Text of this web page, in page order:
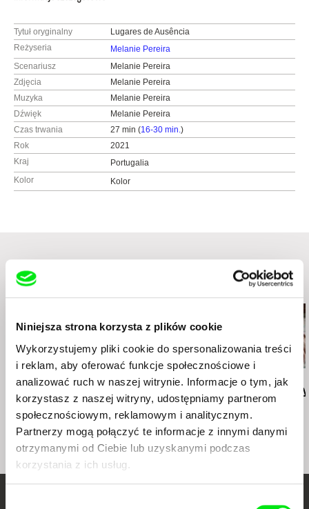
Niniejsza strona korzysta z plików cookie
Wykorzystujemy pliki cookie do spersonalizowania treści
i reklam, aby oferować funkcje społecznościowe i
analizować ruch w naszej witrynie. Informacje o tym, jak
korzystasz z naszej witryny, udostępniamy partnerom
społecznościowym, reklamowym i analitycznym.
Partnerzy mogą połączyć te informacje z innymi danymi
otrzymanymi od Ciebie lub uzyskanymi podczas
korzystania z ich usług.
Tytuł oryginalny
Lugares de Ausência
Reżyseria
Melanie Pereira
Scenariusz
Melanie Pereira
Zdjęcia
Melanie Pereira
Muzyka
Melanie Pereira
Dźwięk
Melanie Pereira
Czas trwania
27 min (16-30 min.)
Rok
2021
Kraj
Portugalia
Kolor
Kolor
Podobne filmy (20)
Deborah Stratman Deborah Stratman
Vever (for Barbara)
Lesia Diak
Dad's Lullaby